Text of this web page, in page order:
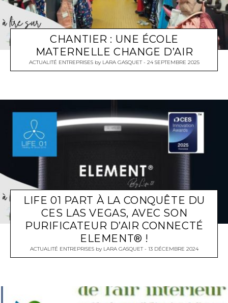
CHANTIER : UNE ÉCOLE
MATERNELLE CHANGE D’AIR
ACTUALITÉ ENTREPRISES by LARA GASQUET 24 SEPTEMBRE 2025
LIFE 01 PART À LA CONQUÊTE DU
CES LAS VEGAS, AVEC SON
PURIFICATEUR D’AIR CONNECTÉ
ELEMENT® !
ACTUALITÉ ENTREPRISES by LARA GASQUET 13 DÉCEMBRE 2024